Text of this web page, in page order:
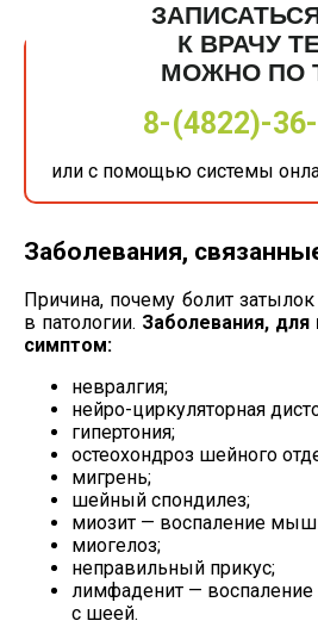
К ВРАЧУ
МОЖНО ПО
8-(4822)-
или с помощью системы
Заболевания,
Причина, почему болит
в патологии. Заболевания, для
симптом:
невралгия;
нейро-циркуляторная
гипертония;
остеохондроз шейного
мигрень;
шейный спондилез;
миозит — воспаление
миогелоз;
неправильный прикус;
лимфаденит —
с шеей.